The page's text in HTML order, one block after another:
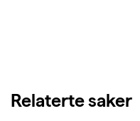
Relaterte saker